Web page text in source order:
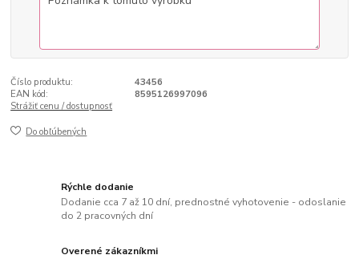
Číslo produktu:
43456
EAN kód:
8595126997096
Strážiť cenu / dostupnosť
Do obľúbených
Rýchle dodanie
Dodanie cca 7 až 10 dní, prednostné vyhotovenie - odoslanie
do 2 pracovných dní
Overené zákazníkmi